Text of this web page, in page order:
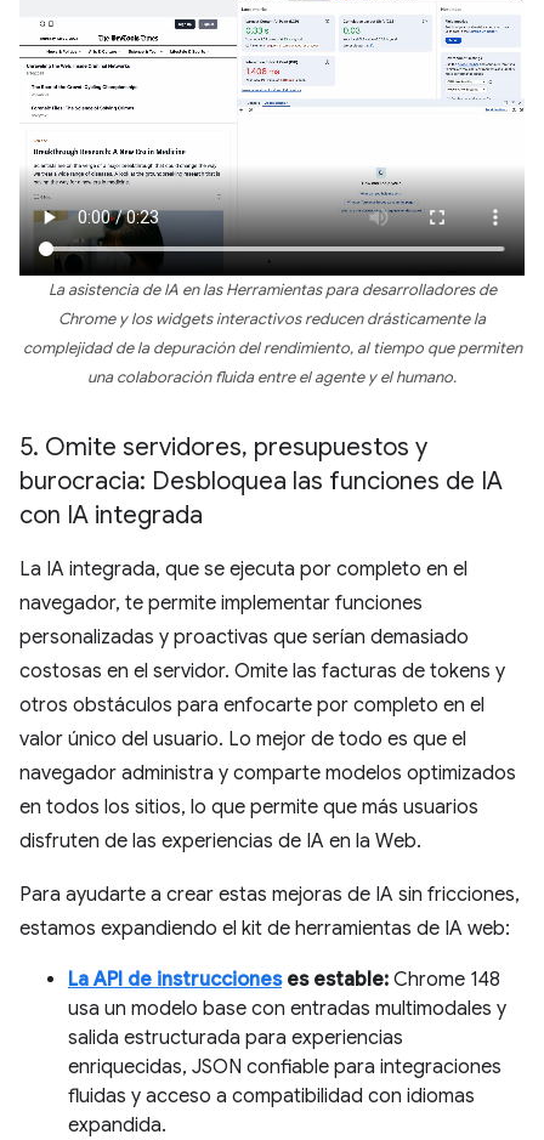
La asistencia de IA en las Herramientas para desarrolladores de
Chrome y los widgets interactivos reducen drásticamente la
complejidad de la depuración del rendimiento, al tiempo que permiten
una colaboración fluida entre el agente y el humano.
5. Omite servidores, presupuestos y
burocracia: Desbloquea las funciones de IA
con IA integrada
La IA integrada, que se ejecuta por completo en el
navegador, te permite implementar funciones
personalizadas y proactivas que serían demasiado
costosas en el servidor. Omite las facturas de tokens y
otros obstáculos para enfocarte por completo en el
valor único del usuario. Lo mejor de todo es que el
navegador administra y comparte modelos optimizados
en todos los sitios, lo que permite que más usuarios
disfruten de las experiencias de IA en la Web.
Para ayudarte a crear estas mejoras de IA sin fricciones,
estamos expandiendo el kit de herramientas de IA web:
La API de instruccioneses estable: Chrome 148
usa un modelo base con entradas multimodales y
salida estructurada para experiencias
enriquecidas, JSON confiable para integraciones
fluidas y acceso a compatibilidad con idiomas
expandida.